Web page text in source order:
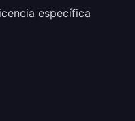
específica